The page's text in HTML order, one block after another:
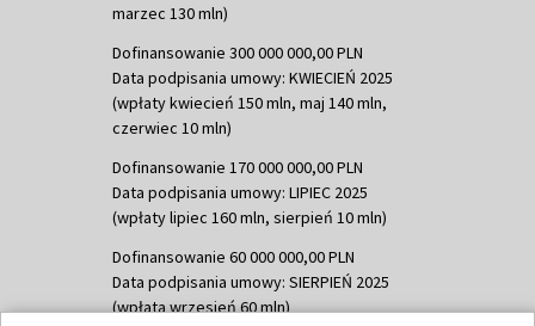
marzec 130 mln)
Dofinansowanie 300 000 000,00 PLN
Data podpisania umowy: KWIECIEŃ 2025
(wpłaty kwiecień 150 mln, maj 140 mln,
czerwiec 10 mln)
Dofinansowanie 170 000 000,00 PLN
Data podpisania umowy: LIPIEC 2025
(wpłaty lipiec 160 mln, sierpień 10 mln)
Dofinansowanie 60 000 000,00 PLN
Data podpisania umowy: SIERPIEŃ 2025
(wpłata wrzesień 60 mln)